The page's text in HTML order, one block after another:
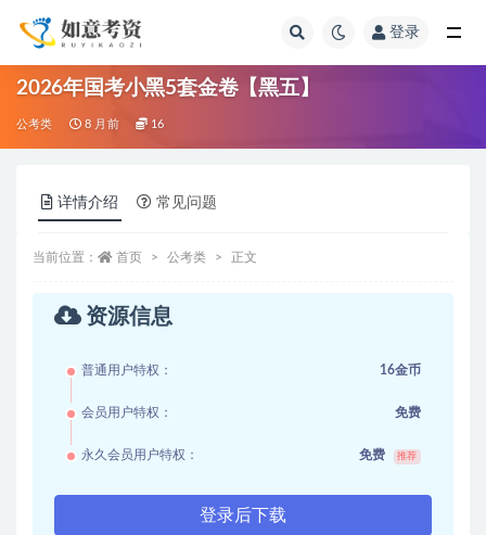
登录
2026年国考小黑5套金卷【黑五】
公考类 8 月前 16
详情介绍 常见问题
当前位置： 首页 公考类 正文
资源信息
普通用户特权： 16金币
会员用户特权： 免费
永久会员用户特权： 免费 推荐
登录后下载